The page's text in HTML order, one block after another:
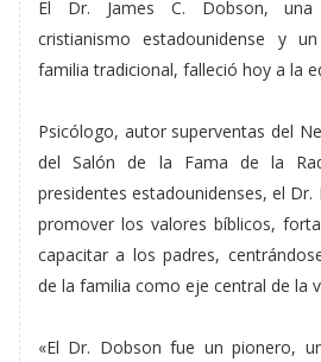
El Dr. James C. Dobson, una
cristianismo estadounidense y
familia tradicional, falleció hoy a la
Psicólogo, autor superventas del
del Salón de la Fama de la
presidentes estadounidenses, el
promover los valores bíblicos,
capacitar a los padres,
de la familia como eje central de la
«El Dr. Dobson fue un pionero,